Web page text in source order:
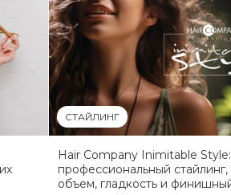
СТАЙЛИНГ
Hair Company Inimitable Style:
профессиональный стайлинг,
объем, гладкость и